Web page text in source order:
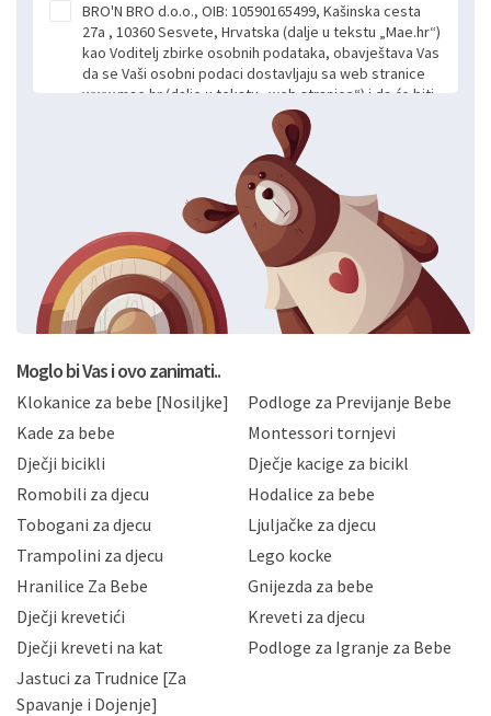
BRO'N BRO d.o.o., OIB: 10590165499, Kašinska cesta
27a , 10360 Sesvete, Hrvatska (dalje u tekstu „Mae.hr“)
kao Voditelj zbirke osobnih podataka, obavještava Vas
da se Vaši osobni podaci dostavljaju sa web stranice
www.mae.hr (dalje u tekstu „web stranice“) i da će biti
obrađeni. Prihvaćanjem ove Izjave smatra se da
slobodno i izričito dajete privolu za prikupljanje i daljnju
obradu Vaših osobnih podataka koje ustupate Mae.hr
putem ovih web stranica u svrhu odgovora i daljnje
komunikacije na Vaš upit poslan kroz kontakt obrazac.
Radi se o dobrovoljnom davanju podataka te ovu
Izjavu niste dužni prihvatiti odnosno niste dužni unositi
svoje osobne podatke u jednu od prijavnih
formi/obrazaca dostupnih na ovim web stranicama.
BRO'N BRO d.o.o. će s Vašim osobnim podacima
postupati sukladno Općoj uredbi o zaštiti podataka
privatnosti i kolačića koju možete pročitati ovdje i
Hrvatske, a uvijek uz primjenu odgovarajućih tehničkih i
sigurnosnih mjera zaštite osobnih podataka od
neovlaštenog pristupa, zlouporabe, otkrivanja,
gubitka ili uništenja. Mae.hr štiti privatnost svojih
korisnika i posjetitelja web stranica, čuva povjerljivost
Vaših osobnih podataka te omogućava pristup i
priopćavanje osobnih podataka samo onim svojim
zaposlenicima kojima su isti potrebni radi provedbe
slučajevima koji su dozvoljeni zakonima. Napominjemo
da možete u svako doba, u potpunosti ili djelomice,
zatražiti prestanak aktivnosti obrade Vaših osobnih
podataka. Opoziv privole možete podnijeti poštom na
gore navedenu adresu ili e-mailom na adresu:
Moglo bi Vas i ovo zanimati..
Klokanice za bebe [Nosiljke]
Podloge za Previjanje Bebe
Kade za bebe
Montessori tornjevi
Dječji bicikli
Dječje kacige za bicikl
Romobili za djecu
Hodalice za bebe
Tobogani za djecu
Ljuljačke za djecu
Trampolini za djecu
Lego kocke
Hranilice Za Bebe
Gnijezda za bebe
Dječji krevetići
Kreveti za djecu
Dječji kreveti na kat
Podloge za Igranje za Bebe
Jastuci za Trudnice [Za
Spavanje i Dojenje]